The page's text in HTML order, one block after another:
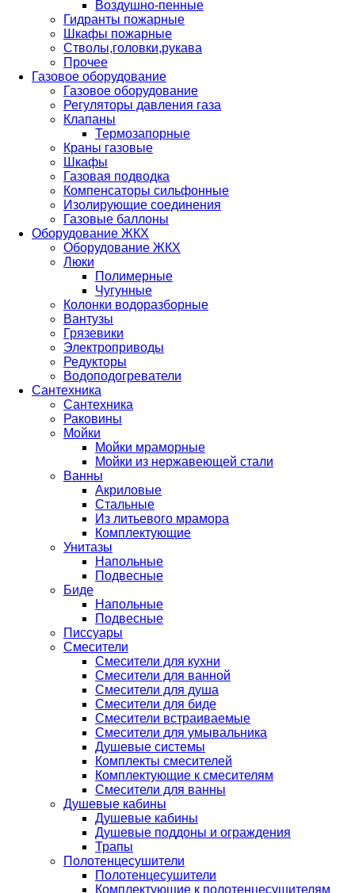
Воздушно-пенные
Гидранты пожарные
Шкафы пожарные
Стволы,головки,рукава
Прочее
Газовое оборудование
Газовое оборудование
Регуляторы давления газа
Клапаны
Термозапорные
Краны газовые
Шкафы
Газовая подводка
Компенсаторы сильфонные
Изолирующие соединения
Газовые баллоны
Оборудование ЖКХ
Оборудование ЖКХ
Люки
Полимерные
Чугунные
Колонки водоразборные
Вантузы
Грязевики
Электроприводы
Редукторы
Водоподогреватели
Сантехника
Сантехника
Раковины
Мойки
Мойки мраморные
Мойки из нержавеющей стали
Ванны
Акриловые
Стальные
Из литьевого мрамора
Комплектующие
Унитазы
Напольные
Подвесные
Биде
Напольные
Подвесные
Писсуары
Смесители
Смесители для кухни
Смесители для ванной
Смесители для душа
Смесители для биде
Смесители встраиваемые
Смесители для умывальника
Душевые системы
Комплекты смесителей
Комплектующие к смесителям
Смесители для ванны
Душевые кабины
Душевые кабины
Душевые поддоны и ограждения
Трапы
Полотенцесушители
Полотенцесушители
Комплектующие к полотенцесушителям